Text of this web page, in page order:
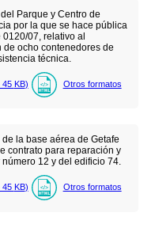
Parque y Centro de
por la que se hace pública
07, relativo al
ocho contenedores de
técnica.
45 KB) Otros formatos
la base aérea de Getafe
contrato para reparación y
12 y del edificio 74.
45 KB) Otros formatos